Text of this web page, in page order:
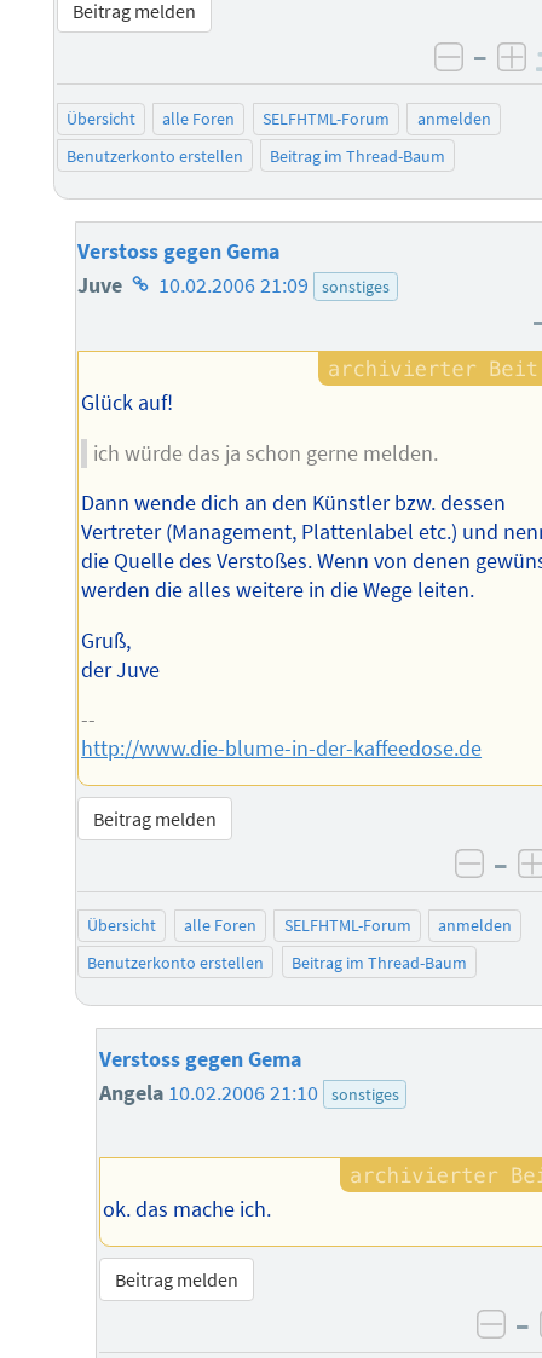
Beitrag melden
–
Übersicht alle Foren SELFHTML-Forum
anmelden
Benutzerkonto erstellen
Beitrag im Thread-Baum
Verstoss gegen Gema
Juve Homepage
Autors
10.02.2006 21:09 sonstiges
Glück auf!
ich würde das ja schon gerne melden.
Dann wende dich an den Künstler bzw. dessen
Vertreter (Management, Plattenlabel etc.) und
die Quelle des Verstoßes. Wenn von denen
werden die alles weitere in die Wege leiten.
Gruß,
der Juve
--
http://www.die-blume-in-der-kaffeedose.de
Beitrag melden
–
Übersicht alle Foren SELFHTML-Forum
anmelden
Benutzerkonto erstellen
Beitrag im Thread-Baum
Verstoss gegen Gema
Angela 10.02.2006 21:10 sonstiges
ok. das mache ich.
Beitrag melden
–